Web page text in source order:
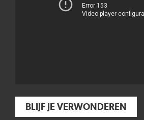
BLIJF JE VERWONDEREN